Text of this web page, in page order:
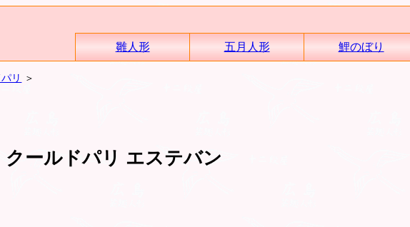
雛人形 五月人形 鯉のぼり
リ ＞
ールドパリ エステバン